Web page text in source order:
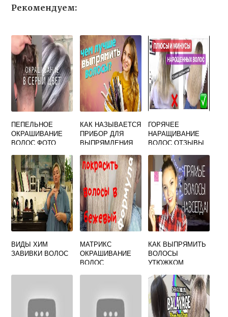
Рекомендуем:
ПЕПЕЛЬНОЕ
ОКРАШИВАНИЕ
ВОЛОС ФОТО
КАК НАЗЫВАЕТСЯ
ПРИБОР ДЛЯ
ВЫПРЯМЛЕНИЯ
ГОРЯЧЕЕ
НАРАЩИВАНИЕ
ВОЛОС ОТЗЫВЫ
ВИДЫ ХИМ
ЗАВИВКИ ВОЛОС
МАТРИКС
ОКРАШИВАНИЕ
ВОЛОС
КАК ВЫПРЯМИТЬ
ВОЛОСЫ
УТЮЖКОМ